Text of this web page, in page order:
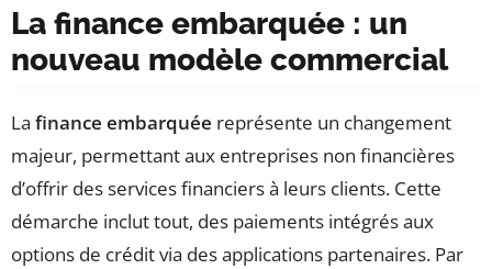
La finance embarquée : un
nouveau modèle commercial
La finance embarquée représente un changement
majeur, permettant aux entreprises non financières
d’offrir des services financiers à leurs clients. Cette
démarche inclut tout, des paiements intégrés aux
options de crédit via des applications partenaires. Par